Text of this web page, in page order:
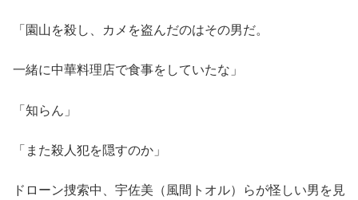
「園山を殺し、カメを盗んだのはその男だ。
一緒に中華料理店で食事をしていたな」
「知らん」
「また殺人犯を隠すのか」
ドローン捜索中、宇佐美（風間トオル）らが怪しい男を見